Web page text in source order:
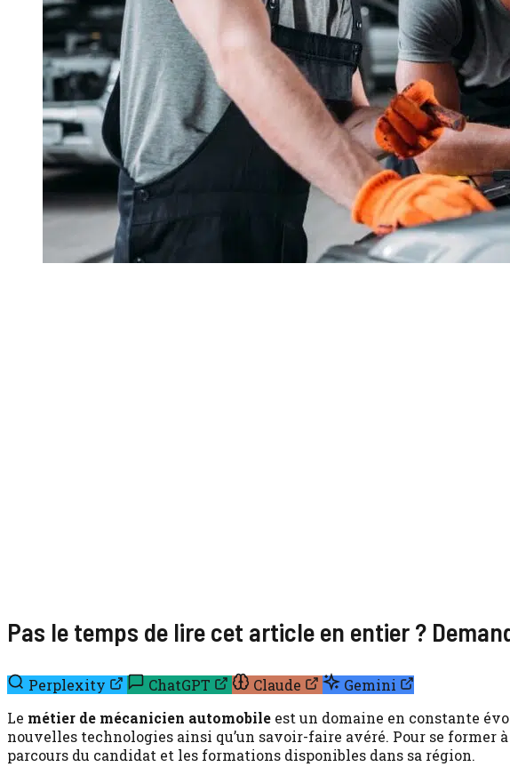
Pas le temps de lire cet article en entier ?
Perplexity ChatGPT Claude
Gemini
Le métier de mécanicien automobile est un domaine en constante
nouvelles technologies ainsi qu’un savoir-faire avéré. Pour se former
parcours du candidat et les formations disponibles dans sa région.